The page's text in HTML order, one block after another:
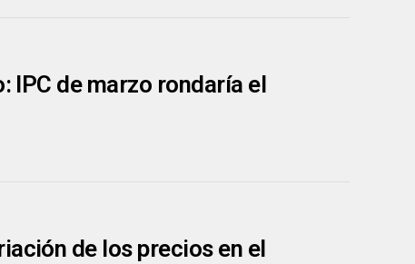
IPC de marzo rondaría el
de los precios en el